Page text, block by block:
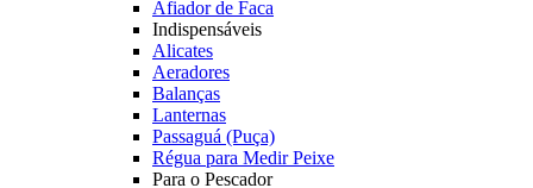
Afiador de Faca
Indispensáveis
Alicates
Aeradores
Balanças
Lanternas
Passaguá (Puça)
Régua para Medir Peixe
Para o Pescador